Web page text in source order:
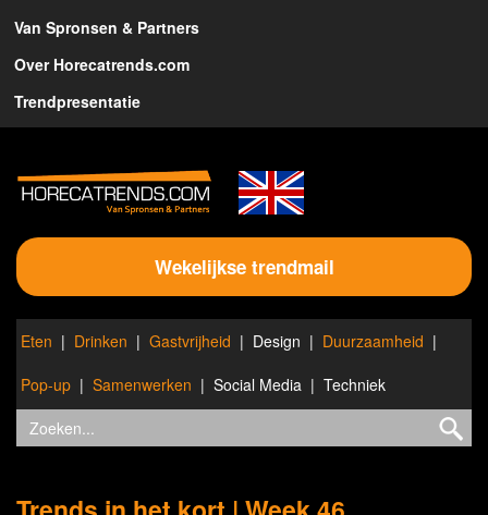
Van Spronsen & Partners
Over Horecatrends.com
Trendpresentatie
Wekelijkse trendmail
Eten Drinken Gastvrijheid Design
Duurzaamheid
Pop-up
Samenwerken Social Media Techniek